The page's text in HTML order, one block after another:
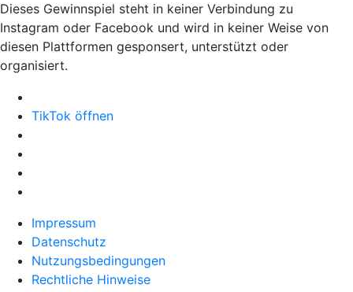
Dieses Gewinnspiel steht in keiner Verbindung zu
Instagram oder Facebook und wird in keiner Weise von
diesen Plattformen gesponsert, unterstützt oder
organisiert.
TikTok öffnen
Impressum
Datenschutz
Nutzungsbedingungen
Rechtliche Hinweise